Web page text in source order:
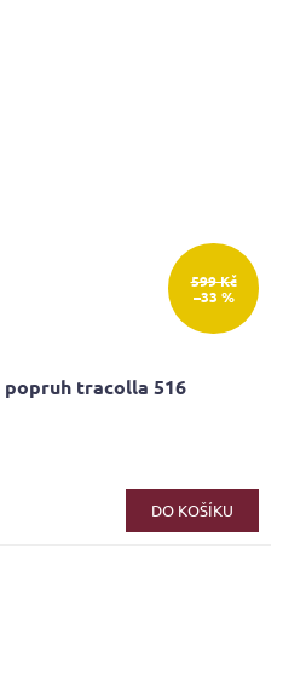
599 Kč
–33 %
tracolla 516
DO KOŠÍKU